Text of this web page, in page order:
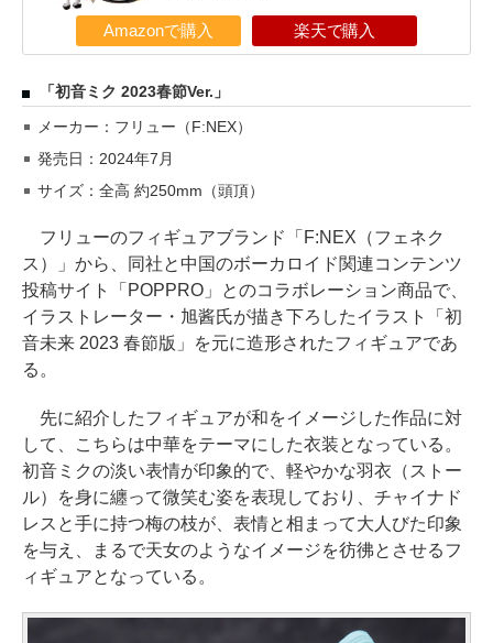
Amazonで購入 楽天で購入
「初音ミク 2023春節Ver.」
メーカー：フリュー（F:NEX）
発売日：2024年7月
サイズ：全高 約250mm（頭頂）
フリューのフィギュアブランド「F:NEX（フェネク
ス）」から、同社と中国のボーカロイド関連コンテンツ
投稿サイト「POPPRO」とのコラボレーション商品で、
イラストレーター・旭酱氏が描き下ろしたイラスト「初
音未来 2023 春節版」を元に造形されたフィギュアであ
る。
先に紹介したフィギュアが和をイメージした作品に対
して、こちらは中華をテーマにした衣装となっている。
初音ミクの淡い表情が印象的で、軽やかな羽衣（ストー
ル）を身に纏って微笑む姿を表現しており、チャイナド
レスと手に持つ梅の枝が、表情と相まって大人びた印象
を与え、まるで天女のようなイメージを彷彿とさせるフ
ィギュアとなっている。